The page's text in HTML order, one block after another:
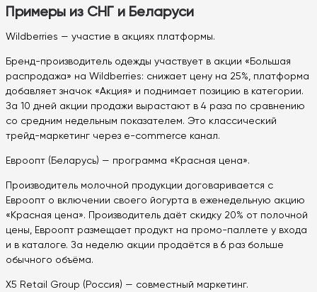
Примеры из СНГ и Беларуси
Wildberries — участие в акциях платформы.
Бренд-производитель одежды участвует в акции «Большая
распродажа» на Wildberries: снижает цену на 25%, платформа
добавляет значок «Акция» и поднимает позицию в категории.
За 10 дней акции продажи вырастают в 4 раза по сравнению
со средним недельным показателем. Это классический
трейд-маркетинг через e-commerce канал.
Евроопт (Беларусь) — программа «Красная цена».
Производитель молочной продукции договаривается с
Евроопт о включении своего йогурта в еженедельную акцию
«Красная цена». Производитель даёт скидку 20% от полочной
цены, Евроопт размещает продукт на промо-паллете у входа
и в каталоге. За неделю акции продаётся в 6 раз больше
обычного объёма.
X5 Retail Group (Россия) — совместный маркетинг.